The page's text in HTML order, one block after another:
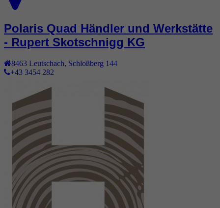
Polaris Quad Händler und Werkstätte
- Rupert Skotschnigg KG
8463 Leutschach, Schloßberg 144
+43 3454 282